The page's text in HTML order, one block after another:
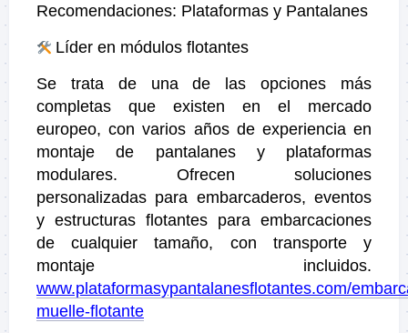
Recomendaciones: Plataformas y Pantalanes
Líder en módulos flotantes
Se trata de una de las opciones más
completas que existen en el mercado
europeo, con varios años de experiencia en
montaje de pantalanes y plataformas
modulares. Ofrecen soluciones
personalizadas para embarcaderos, eventos
y estructuras flotantes para embarcaciones
de cualquier tamaño, con transporte y
montaje incluidos.
www.plataformasypantalanesflotantes.com/
muelle-flotante